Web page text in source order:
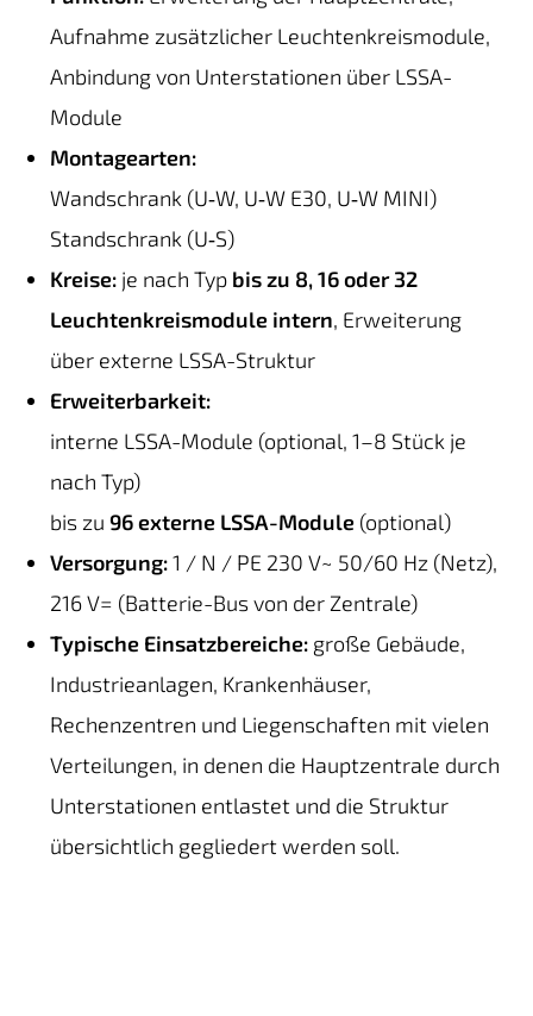
Aufnahme zusätzlicher Leuchtenkreismodule,
Anbindung von Unterstationen über LSSA-
Module
Montagearten:
Wandschrank (U‑W, U‑W E30, U‑W MINI)
Standschrank (U‑S)
Kreise: je nach Typ bis zu 8, 16 oder 32
Leuchtenkreismodule intern, Erweiterung
über externe LSSA-Struktur
Erweiterbarkeit:
interne LSSA-Module (optional, 1–8 Stück je
nach Typ)
bis zu96 externe LSSA-Module (optional)
Versorgung:1 / N / PE 230 V~ 50/60 Hz (Netz),
216 V= (Batterie-Bus von der Zentrale)
Typische Einsatzbereiche: große Gebäude,
Industrieanlagen, Krankenhäuser,
Rechenzentren und Liegenschaften mit vielen
Verteilungen, in denen die Hauptzentrale durch
Unterstationen entlastet und die Struktur
übersichtlich gegliedert werden soll.